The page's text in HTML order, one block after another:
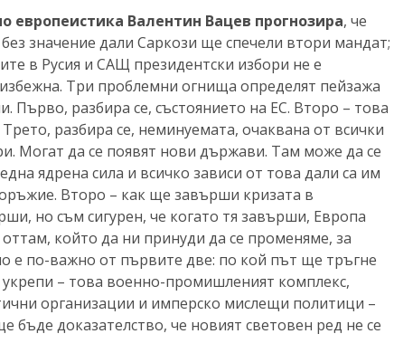
европеистика Валентин Вацев прогнозира, че
значение дали Саркози ще спечели втори мандат;
в Русия и САЩ президентски избори не е
Три проблемни огнища определят пейзажа
Първо, разбира се, състоянието на ЕС. Второ – това
разбира се, неминуемата, очаквана от всички
Могат да се появят нови държави. Там може да се
ядрена сила и всичко зависи от това дали са им
Второ – как ще завърши кризата в
но съм сигурен, че когато тя завърши, Европа
който да ни принуди да се променяме, за
е по-важно от първите две: по кой път ще тръгне
укрепи – това военно-промишленият комплекс,
организации и имперско мислещи политици –
бъде доказателство, че новият световен ред не се